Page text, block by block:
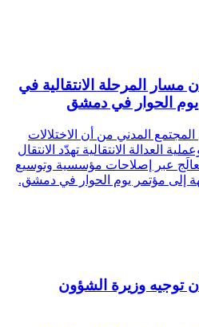
المرحلة الانتقالية في
الحوار في دمشق
المدني من أن الاختلالات
العدالة الانتقالية تهدّد الانتقال
عبر إصلاحات مؤسسية وتوسيع
إلى مؤتمر يوم الحوار في دمشق.
وزيرة الشؤون